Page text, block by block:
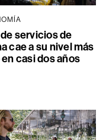
servicios de
cae a su nivel más
casi dos años